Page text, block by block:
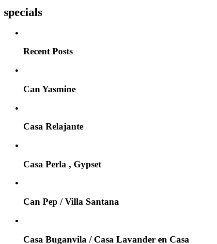
specials
Recent Posts
Can Yasmine
Casa Relajante
Casa Perla , Gypset
Can Pep / Villa Santana
Casa Buganvila / Casa Lavander en Casa